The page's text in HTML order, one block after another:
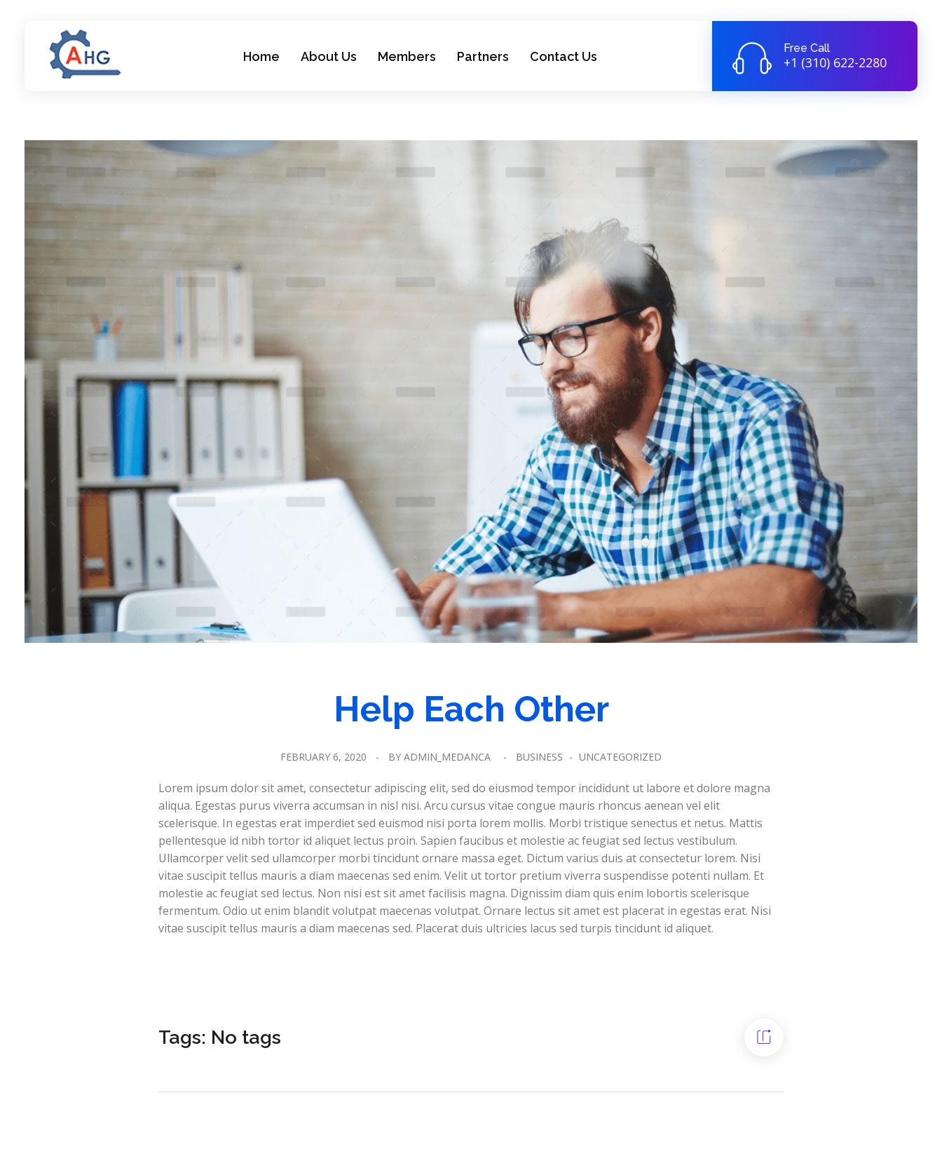
Home About Us Members Partners Contact Us
Free Call
+1 (310) 622-2280
Help Each Other
FEBRUARY 6, 2020 BY ADMIN_MEDANCA BUSINESS UNCATEGORIZED
Lorem ipsum dolor sit amet, consectetur adipiscing elit, sed do eiusmod tempor incididunt ut labore et dolore magna
aliqua. Egestas purus viverra accumsan in nisl nisi. Arcu cursus vitae congue mauris rhoncus aenean vel elit
scelerisque. In egestas erat imperdiet sed euismod nisi porta lorem mollis. Morbi tristique senectus et netus. Mattis
pellentesque id nibh tortor id aliquet lectus proin. Sapien faucibus et molestie ac feugiat sed lectus vestibulum.
Ullamcorper velit sed ullamcorper morbi tincidunt ornare massa eget. Dictum varius duis at consectetur lorem. Nisi
vitae suscipit tellus mauris a diam maecenas sed enim. Velit ut tortor pretium viverra suspendisse potenti nullam. Et
molestie ac feugiat sed lectus. Non nisi est sit amet facilisis magna. Dignissim diam quis enim lobortis scelerisque
fermentum. Odio ut enim blandit volutpat maecenas volutpat. Ornare lectus sit amet est placerat in egestas erat. Nisi
vitae suscipit tellus mauris a diam maecenas sed. Placerat duis ultricies lacus sed turpis tincidunt id aliquet.
Tags: No tags